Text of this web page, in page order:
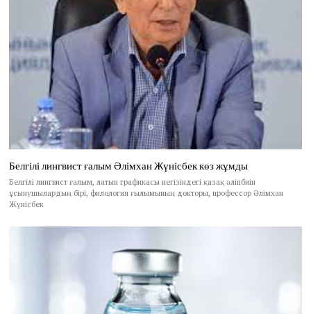
Белгілі лингвист ғалым Әлімхан Жүнісбек көз жұмды
Белгілі лингвист ғалым, латын графикасы негізіндегі қазақ әліпбиін
ұсынушылардың бірі, филология ғылымының докторы, профессор Әлімхан
Жүнісбек